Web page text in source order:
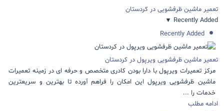
تعمیر ماشین ظرفشویی در کردستان
Recently Added
▼
Recently Added
تعمیر ماشین ظرفشویی ویرپول در کردستان
مرکز تعمیرات ویرپول با دارا بودن کادری متخصص و حرفه ای در زمینه تعمیرات
ماشین ظرفشویی ویرپول این امکان را فراهم آورده تا بهترین و سریعترین
خدمات را ...
ادامه مطلب